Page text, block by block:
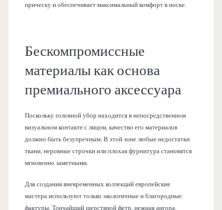
прическу и обеспечивает максимальный комфорт в носке.
Бескомпромиссные
материалы как основа
премиального аксессуара
Поскольку головной убор находится в непосредственном
визуальном контакте с лицом, качество его материалов
должно быть безупречным. В этой зоне любые недостатки
ткани, неровные строчки или плохая фурнитура становятся
мгновенно заметными.
Для создания вневременных коллекций европейские
мастера используют только экологичные и благородные
фактуры. Тончайший шерстяной фетр, нежная ангора,